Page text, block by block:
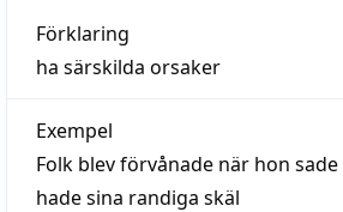
Förklaring
ha särskilda orsaker
Exempel
Folk blev förvånade när hon
hade sina randiga skäl